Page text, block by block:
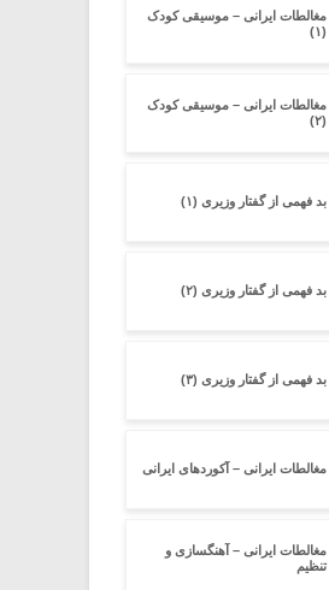
مغالطات ایرانی – موسیقی کودک
(۱)
مغالطات ایرانی – موسیقی کودک
(۲)
بد فهمی از گفتار وزیری (۱)
بد فهمی از گفتار وزیری (۲)
بد فهمی از گفتار وزیری (۳)
مغالطات ایرانی – آکوردهای ایرانی
مغالطات ایرانی – آهنگسازی و
تنظیم